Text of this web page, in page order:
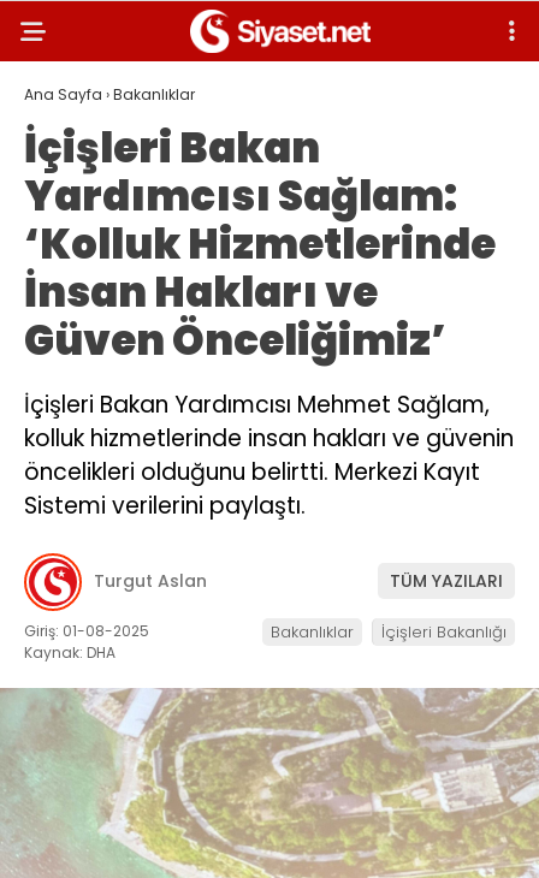
Ana Sayfa ›Bakanlıklar
İçişleri Bakan
Yardımcısı Sağlam:
‘Kolluk Hizmetlerinde
İnsan Hakları ve
Güven Önceliğimiz’
İçişleri Bakan Yardımcısı Mehmet Sağlam,
kolluk hizmetlerinde insan hakları ve güvenin
öncelikleri olduğunu belirtti. Merkezi Kayıt
Sistemi verilerini paylaştı.
Turgut Aslan TÜM YAZILARI
Giriş: 01-08-2025
Kaynak: DHA
Bakanlıklar İçişleri Bakanlığı